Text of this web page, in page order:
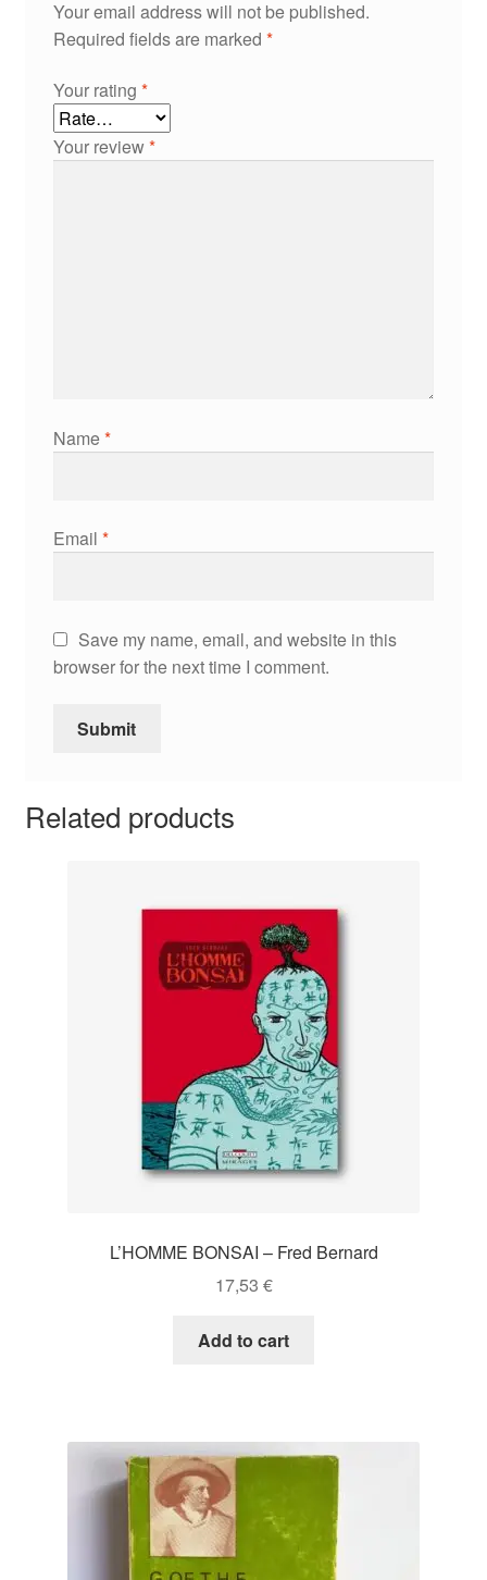
Your email address will not be published.
Required fields are marked *
Your rating *
Your review*
Name*
Email *
Save my name, email, and website in this
browser for the next time I comment.
Related products
L’HOMME BONSAI – Fred Bernard
17,53 €
Add to cart